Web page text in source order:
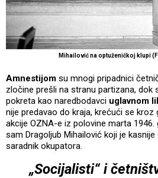
Mihailović na optuženičkoj klupi
Amnestijom su mnogi pripadnici
zločine prešli na stranu partizana, dok
pokreta kao naredbodavci uglavnom
nije predavao do kraja, krećući se kroz
akcije OZNA-e iz polovine marta 1946.
sam Dragoljub Mihailović koji je
saradnik okupatora.
„Socijalisti“ i